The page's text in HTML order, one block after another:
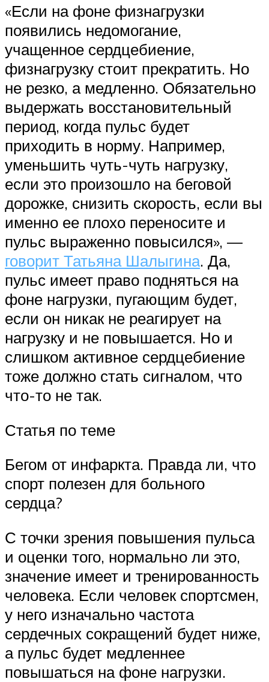
«Если на фоне физнагрузки
появились недомогание,
учащенное сердцебиение,
физнагрузку стоит прекратить. Но
не резко, а медленно. Обязательно
выдержать восстановительный
период, когда пульс будет
приходить в норму. Например,
уменьшить чуть-чуть нагрузку,
если это произошло на беговой
дорожке, снизить скорость, если вы
именно ее плохо переносите и
пульс выраженно повысился», —
говорит Татьяна Шалыгина. Да,
пульс имеет право подняться на
фоне нагрузки, пугающим будет,
если он никак не реагирует на
нагрузку и не повышается. Но и
слишком активное сердцебиение
тоже должно стать сигналом, что
что-то не так.
Статья по теме
Бегом от инфаркта. Правда ли, что
спорт полезен для больного
сердца?
С точки зрения повышения пульса
и оценки того, нормально ли это,
значение имеет и тренированность
человека. Если человек спортсмен,
у него изначально частота
сердечных сокращений будет ниже,
а пульс будет медленнее
повышаться на фоне нагрузки.